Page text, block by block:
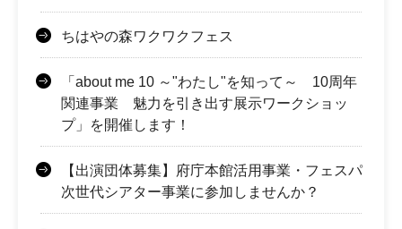
ちはやの森ワクワクフェス
「about me 10 ～"わたし"を知って～ 10周年
関連事業 魅力を引き出す展示ワークショッ
プ」を開催します！
【出演団体募集】府庁本館活用事業・フェスパ
次世代シアター事業に参加しませんか？